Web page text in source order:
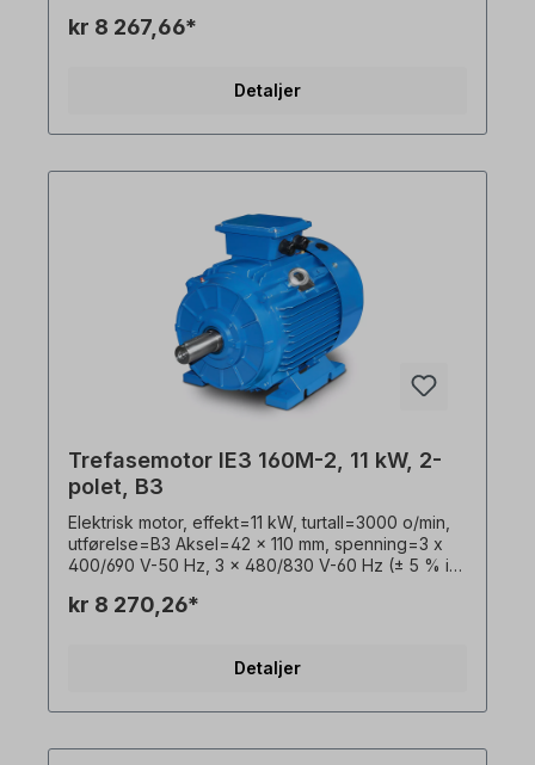
Virkningsgradsklasse=IE3, virkningsgrad=89,1 %,
PTC-termistorer, Driftsmodus=S1- 100 % ED,
støpejern, isolasjonsklasse=F (155 °C),
clutchdrift. For remdrift anbefaler vi forsterkede
sylindriske rullelagre Elektromotoren er egnet for
bruk med frekvensomformere og for begge
rotasjonsretninger. I henhold til VDE 0105 og IEC
364 må alt arbeid på den elektriske drivenheten
kun utføres av kvalifisert personell. For
modifikasjoner eller spesialutførelser, vennligst
send oss en forespørsel. Alle produktbilder er
uforpliktende eksempler! Med forbehold om
kr 8 267,66*
Detaljer
Trefasemotor IE3 160M-2, 11 kW, 2-
polet, B3
Elektrisk motor, effekt=11 kW, turtall=3000 o/min,
utførelse=B3 Aksel=42 x 110 mm, spenning=3 x
400/690 V-50 Hz, 3 x 480/830 V-60 Hz (± 5 % i
Virkningsgradsklasse=IE3, virkningsgrad=91,2 %,
PTC-termistorer, Vekt=109,0 kg, driftsmodus=S1-
hus=grå støpejern, isolasjonsklasse=F (155 °C),
kr 8 270,26*
Detaljer